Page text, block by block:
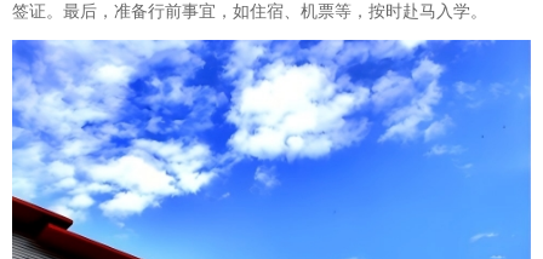
签证。最后，准备行前事宜，如住宿、机票等，按时赴马入学。